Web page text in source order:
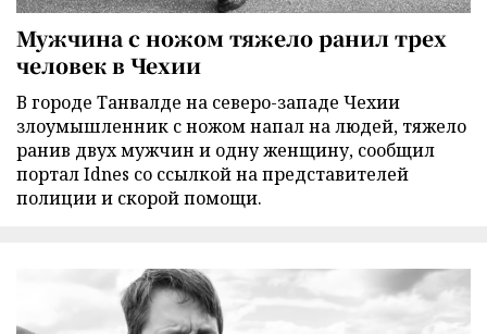
Мужчина с ножом тяжело ранил трех
человек в Чехии
В городе Танвалде на северо-западе Чехии
злоумышленник с ножом напал на людей, тяжело
ранив двух мужчин и одну женщину, сообщил
портал Idnes со ссылкой на представителей
полиции и скорой помощи.